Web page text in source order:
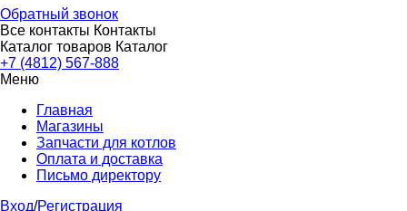
Обратный звонок
Все контакты Контакты
Каталог товаров Каталог
+7 (4812) 567-888
Меню
Главная
Магазины
Запчасти для котлов
Оплата и доставка
Письмо директору
Вход/Регистрация